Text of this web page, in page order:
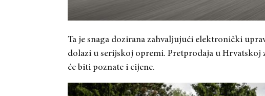
Ta je snaga dozirana zahvaljujući elektronički
dolazi u serijskoj opremi. Pretprodaja u
će biti poznate i cijene.